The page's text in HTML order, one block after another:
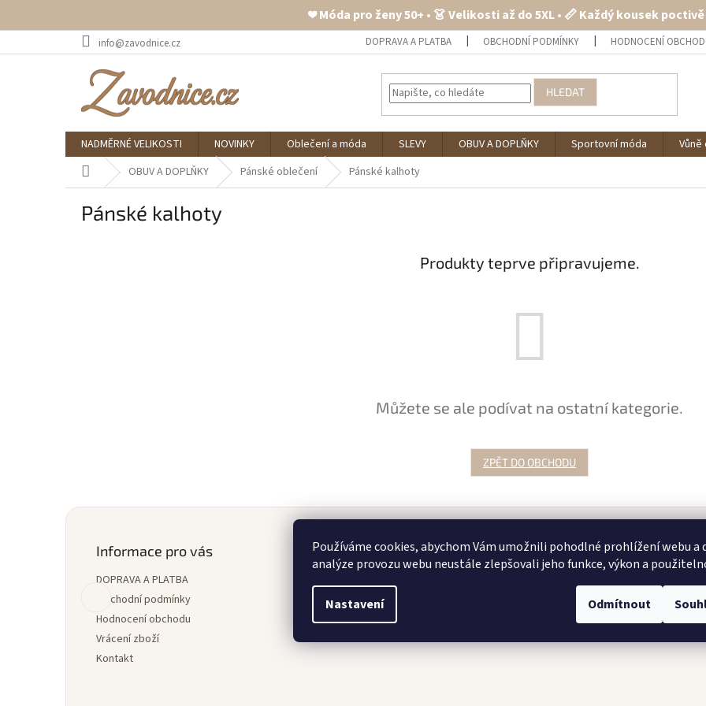
❤️ Móda pro ženy 50+ • 👗 Velikosti až do 5XL • 📏 Každý kousek
Používáme cookies, abychom Vám umožnili pohodlné prohlížení webu a
analýze provozu webu neustále zlepšovali jeho funkce, výkon a
Nastavení Odmítnout
na
info@zavodnice.cz DOPRAVA A PLATBA OBCHODNÍ PODMÍNKY HODNOCENÍ
HLEDAT
NADMĚRNÉ VELIKOSTI NOVINKY Oblečení a móda SLEVY OBUV A DOPLŇKY Sportovní móda
Domů OBUV A DOPLŇKY Pánské oblečení Pánské kalhoty
Pánské kalhoty
Produkty teprve připravujeme.
Můžete se ale podívat na ostatní kategorie.
ZPĚT DO OBCHODU
Informace pro vás
DOPRAVA A PLATBA
Obchodní podmínky
Hodnocení obchodu
Vrácení zboží
Kontakt
Instagram